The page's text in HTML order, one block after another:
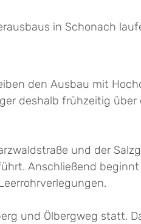
in Schonach
den Ausbau mit
deshalb frühzeitig
und der
Anschließend
und Ölbergweg statt.